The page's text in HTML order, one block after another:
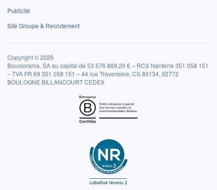
Publicité
Site Groupe & Recrutement
Copyright © 2026
Boursorama, SA au capital de 53 576 889,20 € – RCS Nanterre 351 058 151
– TVA FR 69 351 058 151 – 44 rue Traversière, CS 80134, 92772
BOULOGNE BILLANCOURT CEDEX